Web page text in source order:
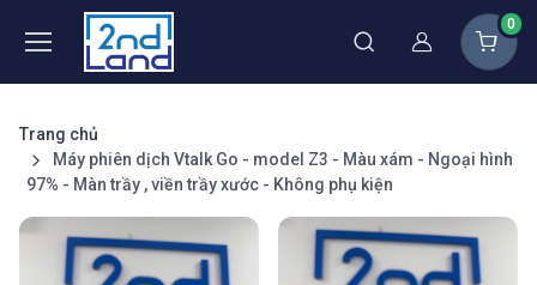
Thành viên
0
Trang chủ
Máy phiên dịch Vtalk Go - model Z3 - Màu xám - Ngoại hình
97% - Màn trầy , viền trầy xước - Không phụ kiện